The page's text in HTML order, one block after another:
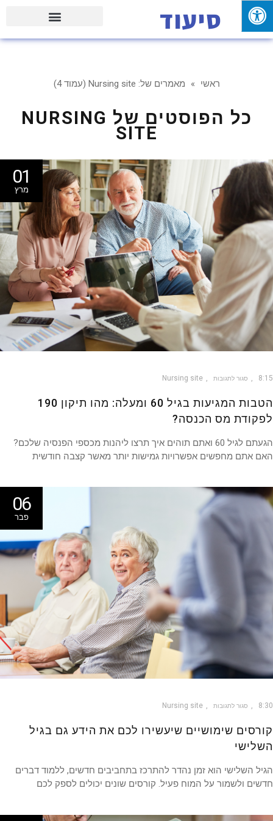
סיעוד
ראשי » מאמרים של: Nursing site (עמוד 4)
כל הפוסטים שלNURSING
SITE
01
מרץ
סגור לתגובות Nursing site
הטבות המגיעות בגיל 60 ומעלה: מהו תיקון 190
מס הכנסה?
הגעתם לגיל 60 ואתם תוהים איך תרצו ליהנות מכספי הפנסיה שלכם?
אתם מחפשים אפשרויות גמישות יותר מאשר קצבה חודשית
06
פבר
סגור לתגובות Nursing site
שימושיים שיעשירו לכם את הידע גם בגיל
השלישי הוא זמן נהדר להתרכז בתחביבים חדשים, ללמוד דברים
ולשמור על המוח פעיל. קורסים שונים יכולים לספק לכם